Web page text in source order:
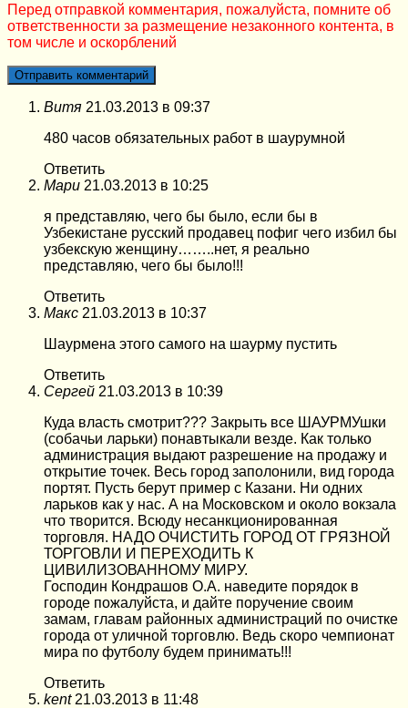
Перед отправкой комментария, пожалуйста, помните об
ответственности за размещение незаконного контента, в
том числе и оскорблений
Витя 21.03.2013 в 09:37
480 часов обязательных работ в шаурумной
Ответить
Мари 21.03.2013 в 10:25
я представляю, чего бы было, если бы в
Узбекистане русский продавец пофиг чего избил бы
узбекскую женщину……..нет, я реально
представляю, чего бы было!!!
Ответить
Макс 21.03.2013 в 10:37
Шаурмена этого самого на шаурму пустить
Ответить
Сергей 21.03.2013 в 10:39
Куда власть смотрит??? Закрыть все ШАУРМУшки
(собачьи ларьки) понавтыкали везде. Как только
администрация выдают разрешение на продажу и
открытие точек. Весь город заполонили, вид города
портят. Пусть берут пример с Казани. Ни одних
ларьков как у нас. А на Московском и около вокзала
что творится. Всюду несанкционированная
торговля. НАДО ОЧИСТИТЬ ГОРОД ОТ ГРЯЗНОЙ
ТОРГОВЛИ И ПЕРЕХОДИТЬ К
ЦИВИЛИЗОВАННОМУ МИРУ.
Господин Кондрашов О.А. наведите порядок в
городе пожалуйста, и дайте поручение своим
замам, главам районных администраций по очистке
города от уличной торговлю. Ведь скоро чемпионат
мира по футболу будем принимать!!!
Ответить
kent 21.03.2013 в 11:48